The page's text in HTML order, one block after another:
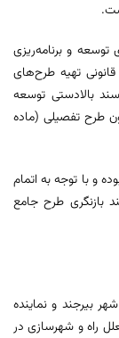
و برنامه‌ریزی
فرایند قانونی تهیه طرح‌های
بالادستی توسعه
طرح تفصیلی (ماده
و با توجه به اتمام
بازنگری طرح جامع
بیرجند و نماینده
راه و شهرسازی در